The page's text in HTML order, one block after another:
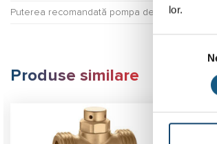
lor.
Puterea recomandată pompa de căldură, kW
Produse similare